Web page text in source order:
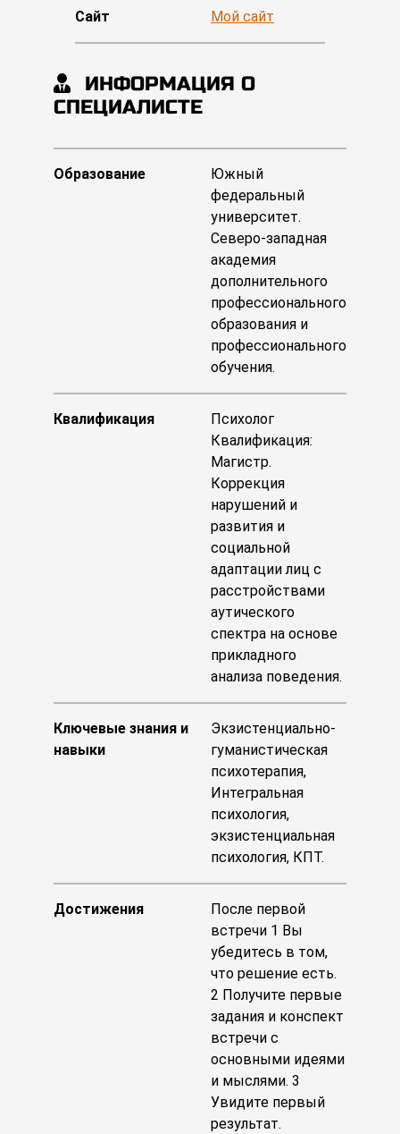
Сайт Мой сайт
ИНФОРМАЦИЯ О
СПЕЦИАЛИСТЕ
Образование
Южный
федеральный
университет.
Северо-западная
академия
дополнительного
профессионального
образования и
профессионального
обучения.
Квалификация
Психолог
Квалификация:
Магистр.
Коррекция
нарушений и
развития и
социальной
адаптации лиц с
расстройствами
аутического
спектра на основе
прикладного
анализа поведения.
Ключевые знания и
навыки
Экзистенциально-
гуманистическая
психотерапия,
Интегральная
психология,
экзистенциальная
психология, КПТ.
Достижения
После первой
встречи 1 Вы
убедитесь в том,
что решение есть.
2 Получите первые
задания и конспект
встречи с
основными идеями
и мыслями. 3
Увидите первый
результат.